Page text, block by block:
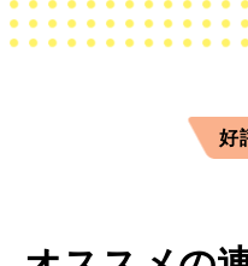
好